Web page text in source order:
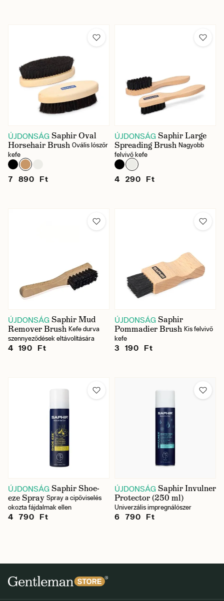
ÚJDONSÁG Saphir Oval
Horsehair Brush Ovális lószőr
kefe
7 890 Ft
ÚJDONSÁG Saphir Large
Spreading Brush Nagyobb
felvivő kefe
4 290 Ft
ÚJDONSÁG Saphir Mud
Remover Brush Kefe durva
szennyeződések eltávolítására
4 190 Ft
ÚJDONSÁG Saphir
Pommadier Brush Kis felvivő
kefe
3 190 Ft
ÚJDONSÁG Saphir Shoe-
eze Spray Spray a cipőviselés
okozta fájdalmak ellen
4 790 Ft
ÚJDONSÁG Saphir Invulner
Protector (250 ml)
Univerzális impregnálószer
6 790 Ft